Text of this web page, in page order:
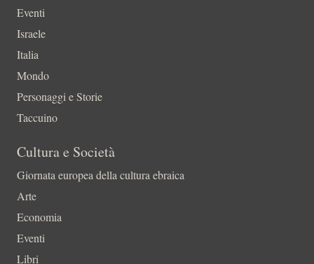
Eventi
Israele
Italia
Mondo
Personaggi e Storie
Taccuino
Cultura e Società
Giornata europea della cultura ebraica
Arte
Economia
Eventi
Libri